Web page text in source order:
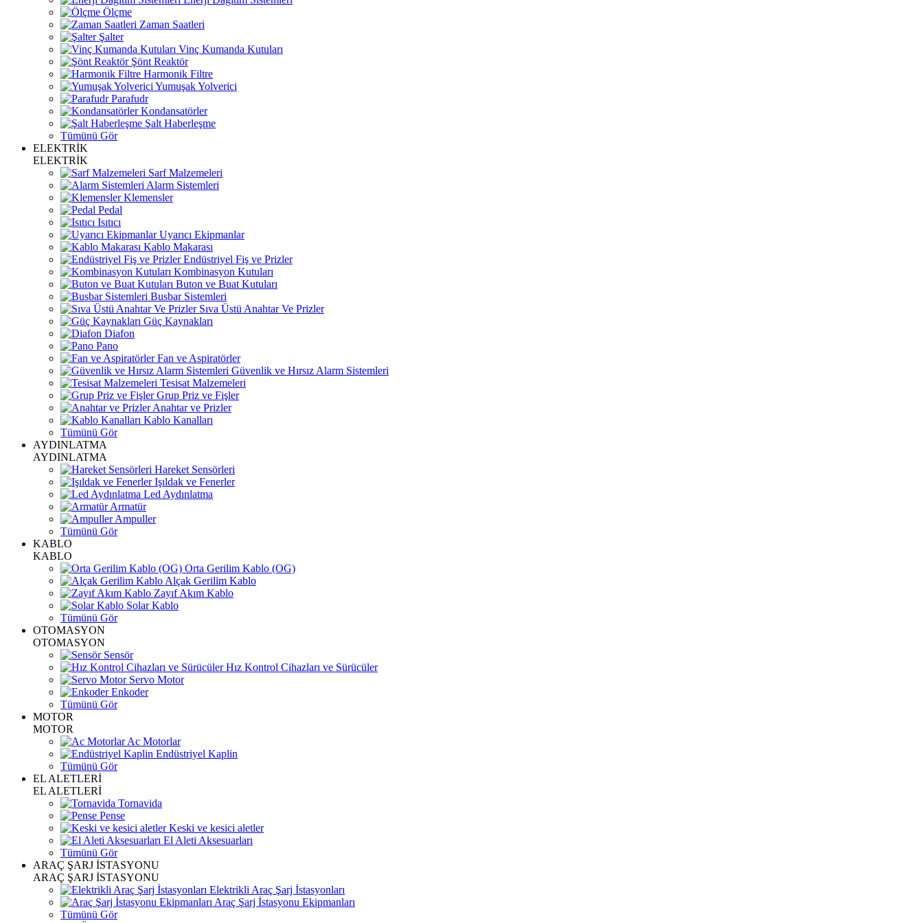
Ölçme
Zaman Saatleri
Şalter
Vinç Kumanda Kutuları
Şönt Reaktör
Harmonik Filtre
Yumuşak Yolverici
Parafudr
Kondansatörler
Şalt Haberleşme
Tümünü Gör
ELEKTRİK
ELEKTRİK
Sarf Malzemeleri
Alarm Sistemleri
Klemensler
Pedal
Isıtıcı
Uyarıcı Ekipmanlar
Kablo Makarası
Endüstriyel Fiş ve Prizler
Kombinasyon Kutuları
Buton ve Buat Kutuları
Busbar Sistemleri
Sıva Üstü Anahtar Ve Prizler
Güç Kaynakları
Diafon
Pano
Fan ve Aspiratörler
Güvenlik ve Hırsız Alarm Sistemleri
Tesisat Malzemeleri
Grup Priz ve Fişler
Anahtar ve Prizler
Kablo Kanalları
Tümünü Gör
AYDINLATMA
AYDINLATMA
Hareket Sensörleri
Işıldak ve Fenerler
Led Aydınlatma
Armatür
Ampuller
Tümünü Gör
KABLO
KABLO
Orta Gerilim Kablo (OG)
Alçak Gerilim Kablo
Zayıf Akım Kablo
Solar Kablo
Tümünü Gör
OTOMASYON
OTOMASYON
Sensör
Hız Kontrol Cihazları ve Sürücüler
Servo Motor
Enkoder
Tümünü Gör
MOTOR
MOTOR
Ac Motorlar
Endüstriyel Kaplin
Tümünü Gör
EL ALETLERİ
EL ALETLERİ
Tornavida
Pense
Keski ve kesici aletler
El Aleti Aksesuarları
Tümünü Gör
ARAÇ ŞARJ İSTASYONU
ARAÇ ŞARJ İSTASYONU
Elektrikli Araç Şarj İstasyonları
Araç Şarj İstasyonu Ekipmanları
Tümünü Gör